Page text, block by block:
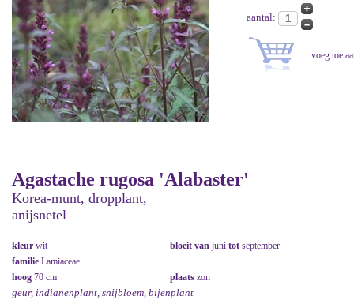
aantal:
Agastache rugosa 'Alabaster'
Korea-munt, dropplant,
anijsnetel
kleur wit bloeit van juni tot september
familie Lamiaceae
hoog 70 cm plaats zon
geur, indianenplant, snijbloem, bijenplant